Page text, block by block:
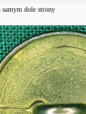
dole strony